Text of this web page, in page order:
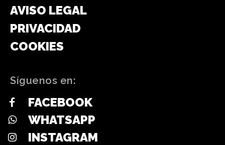
AVISO LEGAL
PRIVACIDAD
COOKIES
Síguenos en:
FACEBOOK
WHATSAPP
INSTAGRAM